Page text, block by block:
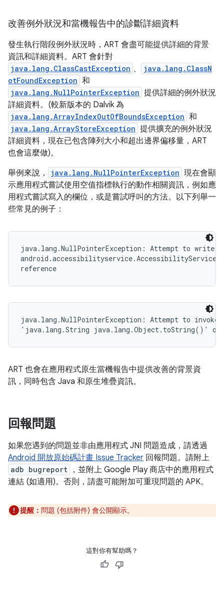
改善例外狀況和當機報告中的診斷詳細資料
發生執行階段例外狀況時，ART 會盡可能提供詳細的背景
資訊和詳細資料。ART 會針對
java.lang.ClassCastException 、
java.lang.ClassN
otFoundException 和
java.lang.NullPointerException 提供詳細的例外狀況
詳細資料。(較新版本的 Dalvik 為
java.lang.ArrayIndexOutOfBoundsException 和
java.lang.ArrayStoreException 提供擴充的例外狀況
詳細資料，現在已包含陣列大小和超出邊界偏移量，ART
也會這麼做)。
舉例來說，
java.lang.NullPointerException 現在會顯
示應用程式嘗試使用空值指標執行的動作相關資訊，例如應
用程式嘗試寫入的欄位，或是嘗試呼叫的方法。以下列舉一
些常見的例子：
java.lang.NullPointerException: Attempt to
reference
java.lang.NullPointerException: Attempt to invoke
'java.lang.String java.lang.Object.toString()' on
ART 也會在應用程式原生當機報告中提供改善的背景資
訊，同時包含 Java 和原生堆疊資訊。
回報問題
如果您遇到的問題並非由應用程式 JNI 問題造成，請透過
Android 開放原始碼計畫 Issue Tracker 回報問題。請附上
adb bugreport
，並附上 Google Play 商店中的應用程式
連結 (如適用)。否則，請盡可能附加可重現問題的 APK。
提醒： 問題 (包括附件) 會公開顯示。
這對你有幫助嗎？